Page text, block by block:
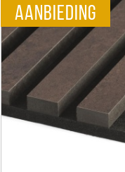
aanbieding